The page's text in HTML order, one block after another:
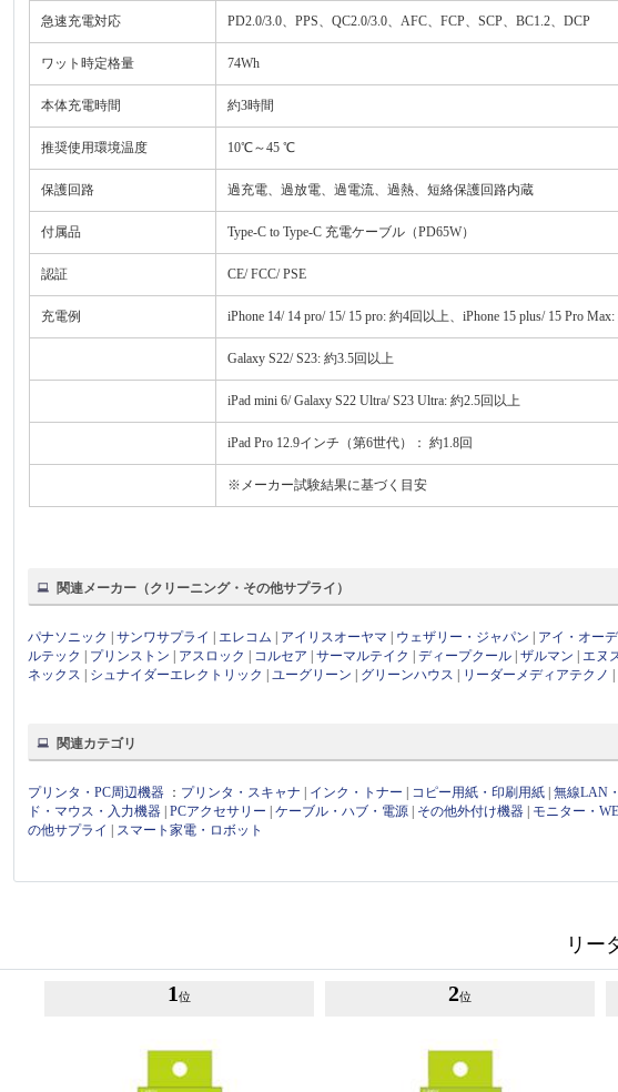
急速充電対応 PD2.0/3.0、PPS、QC2.0/3.0、AFC、FCP、SCP、BC1.2、DCP
ワット時定格量 74Wh
本体充電時間 約3時間
推奨使用環境温度 10℃～45 ℃
保護回路 過充電、過放電、過電流、過熱、短絡保護回路内蔵
付属品 Type-C to Type-C 充電ケーブル（PD65W）
認証 CE/ FCC/ PSE
充電例 iPhone 14/ 14 pro/ 15/ 15 pro: 約4回以上、iPhone 15 plus/ 15 Pro
Galaxy S22/ S23: 約3.5回以上
iPad mini 6/ Galaxy S22 Ultra/ S23 Ultra: 約2.5回以上
iPad Pro 12.9インチ（第6世代）： 約1.8回
※メーカー試験結果に基づく目安
関連メーカー（クリーニング・その他サプライ）
パナソニック |サンワサプライ エレコム アイリスオーヤマ ウェザリー・ジャパン アイ・オー
ルテック
プリンストン アスロック コルセア |サーマルテイク |ディープクール |ザルマン エヌ
ネックス
シュナイダーエレクトリック |ユーグリーン グリーンハウス リーダーメディアテクノ
関連カテゴリ
プリンタ・PC周辺機器 ： プリンタ・スキャナ インク・トナー コピー用紙・印刷用紙 |無線LAN
ド・マウス・入力機器 |PCアクセサリー |ケーブル・ハブ・電源 その他外付け機器 モニター・
の他サプライ
スマート家電・ロボット
リー
1 位 2位